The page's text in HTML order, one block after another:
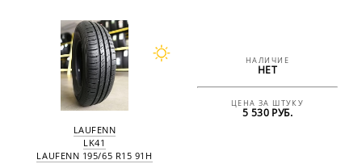
LAUFENN
LK41
LAUFENN 195/65 R15 91H
НАЛИЧИЕ
НЕТ
ЦЕНА ЗА ШТУКУ
5 530 РУБ.